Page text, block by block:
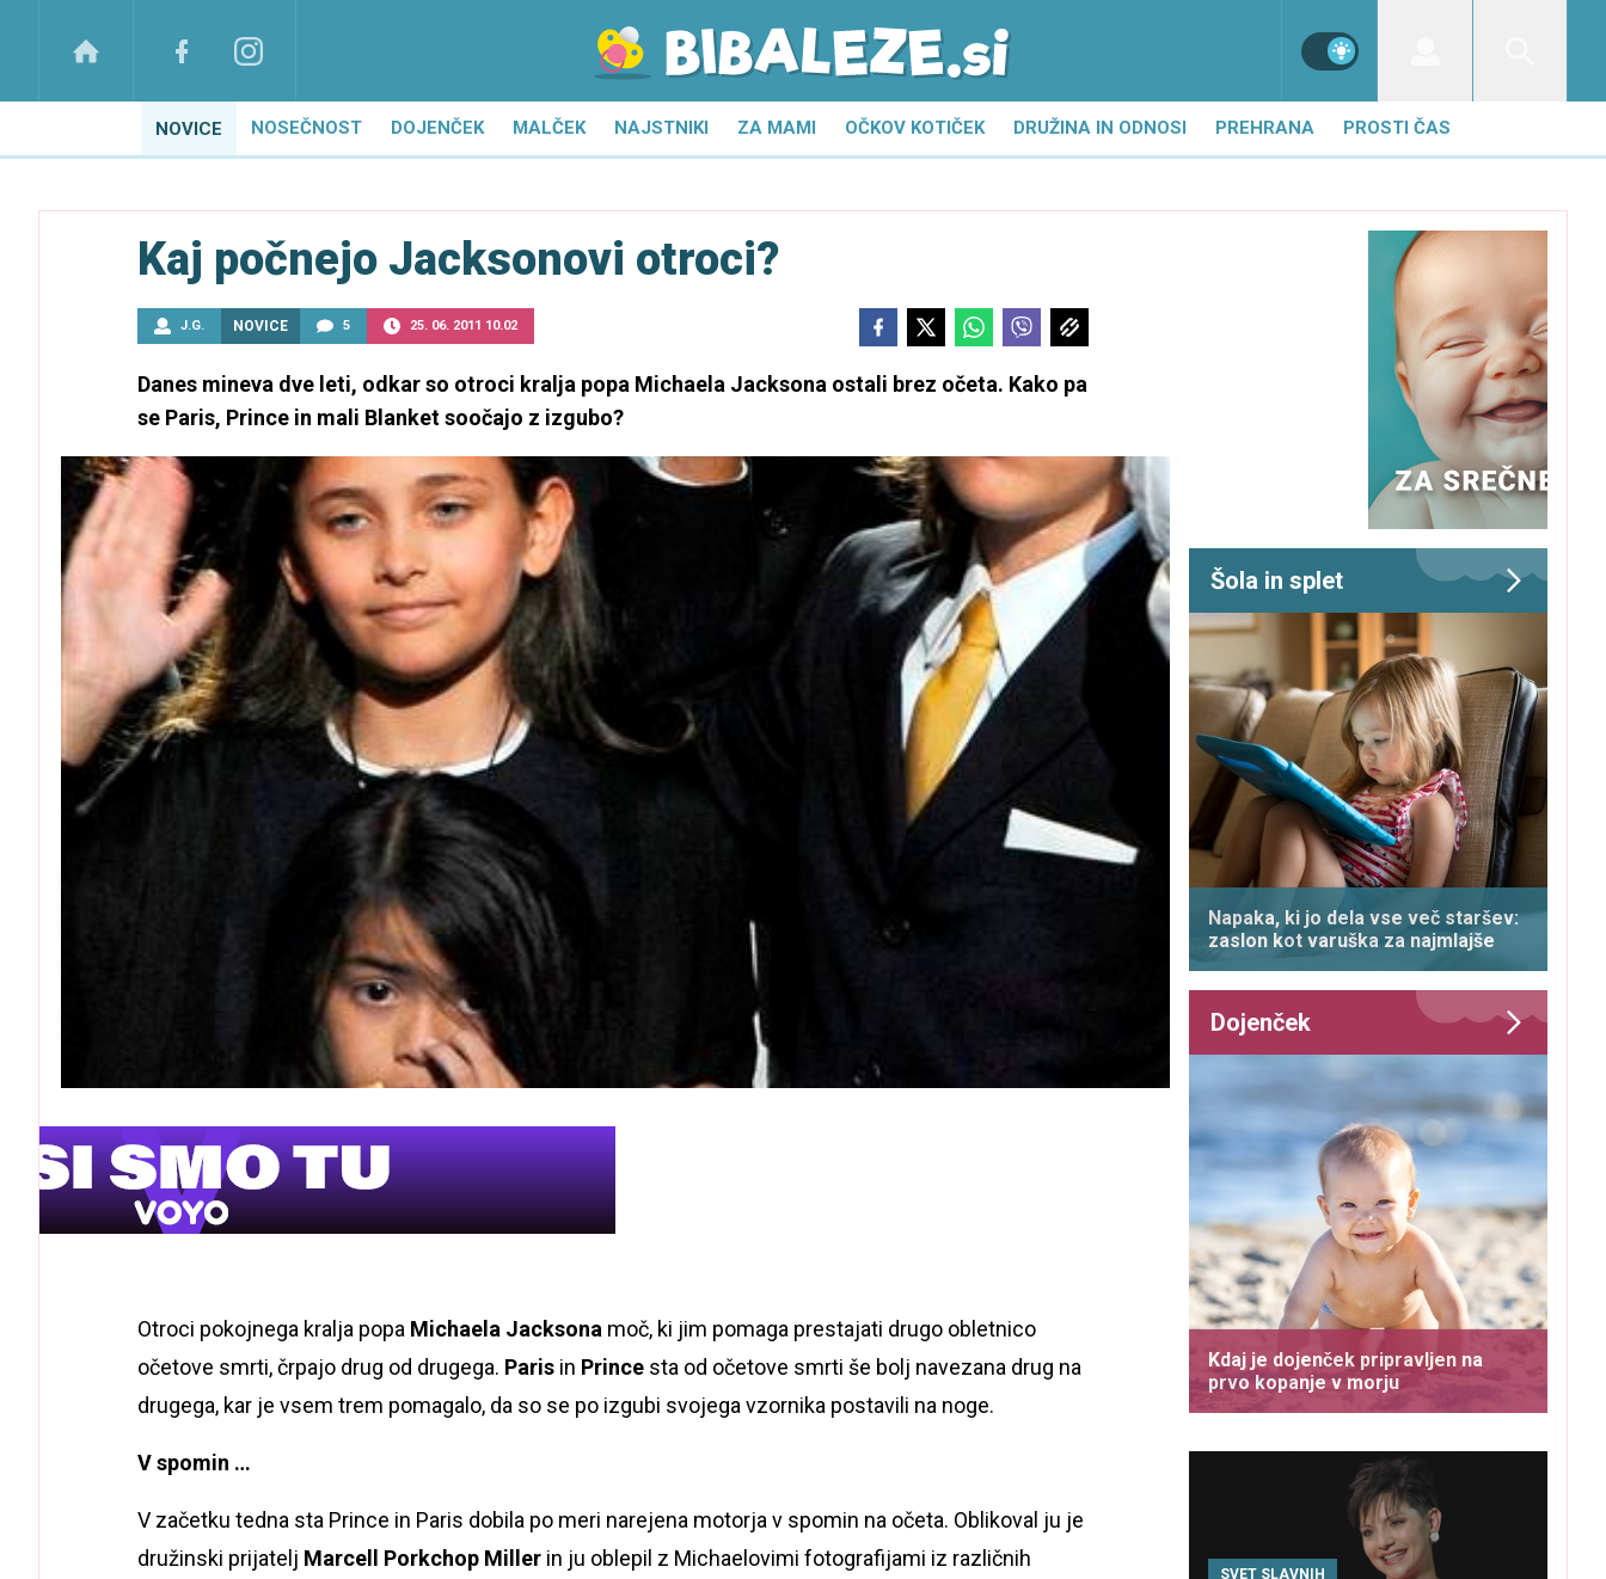
NOVICE NOSEČNOST DOJENČEK MALČEK NAJSTNIKI ZA MAMI OČKOV KOTIČEK DRUŽINA IN ODNOSI PREHRANA PROSTI ČAS
Kaj počnejo Jacksonovi otroci?
J.G. NOVICE 5 25. 06. 2011 10.02
Danes mineva dve leti, odkar so otroci kralja popa Michaela Jacksona ostali brez očeta. Kako pa
se Paris, Prince in mali Blanket soočajo z izgubo?
Otroci pokojnega kralja popa Michaela Jacksona moč, ki jim pomaga prestajati drugo obletnico
očetove smrti, črpajo drug od drugega. Paris in Prince sta od očetove smrti še bolj navezana drug na
drugega, kar je vsem trem pomagalo, da so se po izgubi svojega vzornika postavili na noge.
V spomin …
V začetku tedna sta Prince in Paris dobila po meri narejena motorja v spomin na očeta. Oblikoval ju je
družinski prijatelj Marcell Porkchop Miller in ju oblepil z Michaelovimi fotografijami iz različnih
Šola in splet
Napaka, ki jo dela vse več staršev:
zaslon kot varuška za najmlajše
Dojenček
Kdaj je dojenček pripravljen na
prvo kopanje v morju
SVET SLAVNIH